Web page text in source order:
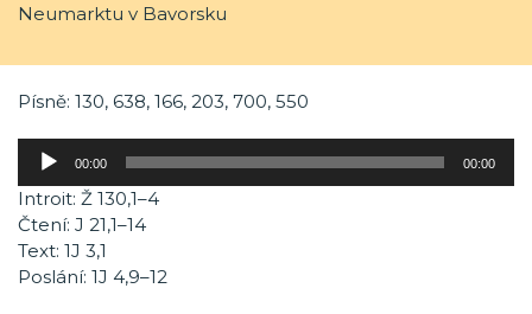
Neumarktu v Bavorsku
Písně: 130, 638, 166, 203, 700, 550
Audio
00:00 00:00
Introit: Ž 130,1–4
Čtení: J 21,1–14
Text: 1J 3,1
Poslání: 1J 4,9–12